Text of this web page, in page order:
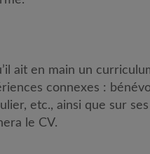
ait en main un
connexes :
etc., ainsi que sur
le CV.